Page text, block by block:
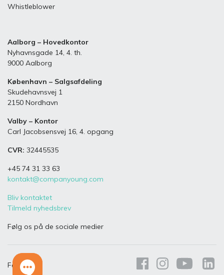
Whistleblower
Aalborg – Hovedkontor
Nyhavnsgade 14, 4. th.
9000 Aalborg
København – Salgsafdeling
Skudehavnsvej 1
2150 Nordhavn
Valby – Kontor
Carl Jacobsensvej 16, 4. opgang
CVR: 32445535
+45 74 31 33 63
kontakt@companyoung.com
Bliv kontaktet
Tilmeld nyhedsbrev
Følg os på de sociale medier
Følg os